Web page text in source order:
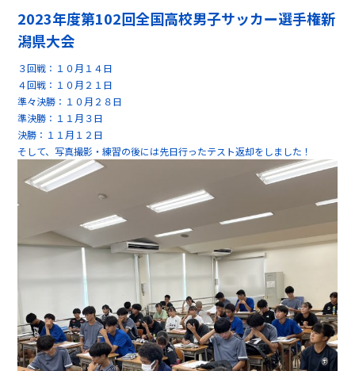
2023年度第102回全国高校男子サッカー選手権新
潟県大会
３回戦：１０月１４日
４回戦：１０月２１日
準々決勝：１０月２８日
準決勝：１１月３日
決勝：１１月１２日
そして、写真撮影・練習の後には先日行ったテスト返却をしました！